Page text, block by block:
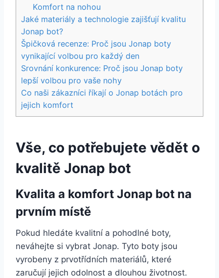
Komfort na nohou
Jaké materiály ⁣a technologie zajišťují kvalitu ​
Jonap bot?
Špičková recenze: Proč⁣ jsou Jonap boty
vynikající⁢ volbou ⁣pro⁤ každý den
Srovnání⁣ konkurence: Proč jsou ⁢Jonap boty
lepší volbou pro vaše nohy
Co‍ naši zákazníci ​říkají ⁤o Jonap botách ⁣pro
jejich komfort
Vše, ‍co potřebujete​ vědět o
kvalitě ‌Jonap bot
Kvalita ‍a ‍komfort⁢ Jonap ⁤bot na
prvním místě
Pokud hledáte ‌kvalitní ⁣a pohodlné boty,
neváhejte si⁤ vybrat Jonap. Tyto boty jsou⁤
vyrobeny z prvotřídních materiálů, které
zaručují jejich odolnost‌ a‌ dlouhou životnost.